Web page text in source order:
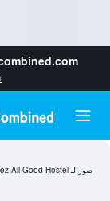
صور لـ Yez Yez Yez All Good Hostel